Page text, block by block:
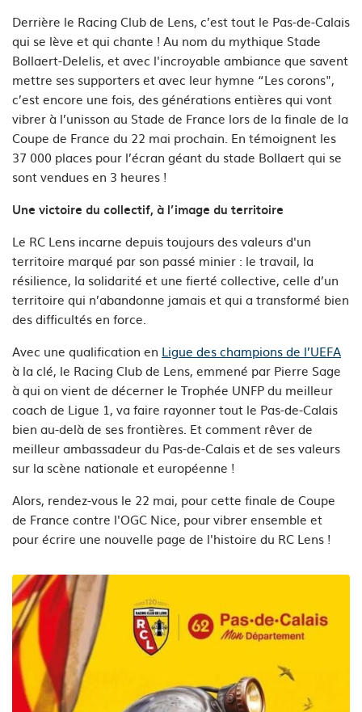
Derrière le Racing Club de Lens, c’est tout le Pas-de-Calais
qui se lève et qui chante ! Au nom du mythique Stade
Bollaert-Delelis, et avec l'incroyable ambiance que savent
mettre ses supporters et avec leur hymne “Les corons",
c’est encore une fois, des générations entières qui vont
vibrer à l’unisson au Stade de France lors de la finale de la
Coupe de France du 22 mai prochain. En témoignent les
37 000 places pour l’écran géantdu stade Bollaert qui se
sont vendues en 3 heures !
Une victoire du collectif, à l’image du territoire
Le RC Lens incarne depuis toujours des valeurs d'un
territoire marqué par son passé minier : le travail, la
résilience, la solidarité et une fierté collective, celle d’un
territoire qui n’abandonne jamais et qui a transformé bien
des difficultés en force.
Avec une qualification en Ligue des champions de l’UEFA
à la clé, le Racing Club de Lens, emmené par Pierre Sage
à qui on vient de décerner le Trophée UNFP du meilleur
coach de Ligue 1, va faire rayonner tout le Pas-de-Calais
bien au-delà de ses frontières. Et comment rêver de
meilleur ambassadeur du Pas-de-Calais et de ses valeurs
sur la scène nationale et européenne !
Alors, rendez-vous le 22 mai, pour cette finale de Coupe
de France contre l'OGC Nice, pour vibrer ensemble et
pour écrire une nouvelle page de l'histoire du RC Lens !